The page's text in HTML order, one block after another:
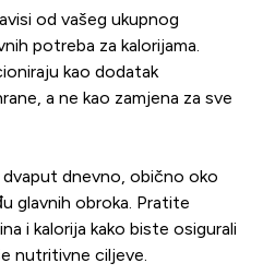
od vašeg ukupnog
potreba za kalorijama.
kao dodatak
a ne kao zamjena za sve
dnevno, obično oko
glavnih obroka. Pratite
i kalorija kako biste osigurali
nutritivne ciljeve.